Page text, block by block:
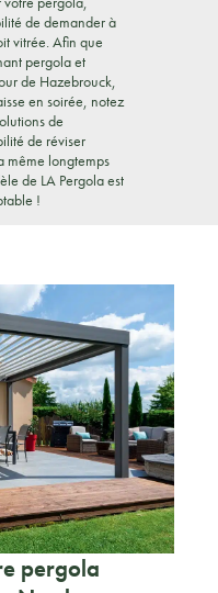
de demander à
vitrée. Afin que
pergola et
de Hazebrouck,
en soirée, notez
de
de réviser
même longtemps
de LA Pergola est
!
pergola